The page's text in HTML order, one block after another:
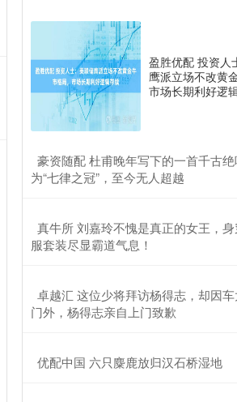
盈胜优配 投资人
鹰派立场不改黄
市场长期利好逻
豪资随配 杜甫晚年写下的一首千古
为“七律之冠”，至今无人超越
真牛所 刘嘉玲不愧是真正的女王，
服套装尽显霸道气息！
卓越汇 这位少将拜访杨得志，却因
门外，杨得志亲自上门致歉
​优配中国 六只麋鹿放归汉石桥湿地